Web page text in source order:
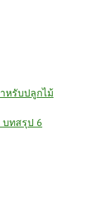
หรับปลูกไม้
บทสรุป 6